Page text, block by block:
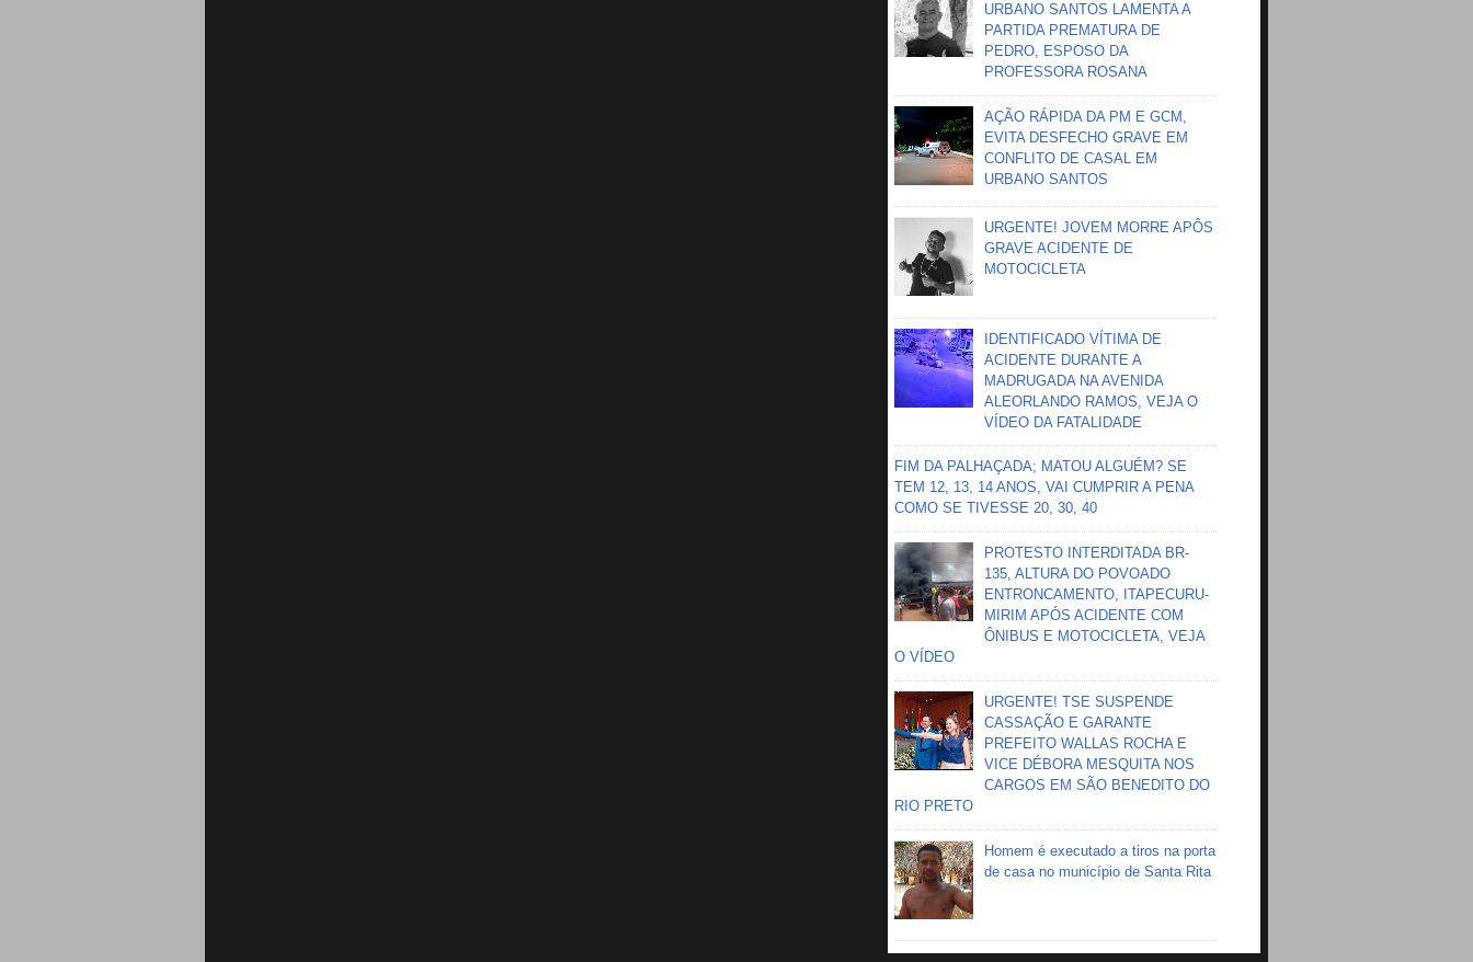
URBANO SANTOS LAMENTA A
PARTIDA PREMATURA DE
PEDRO, ESPOSO DA
PROFESSORA ROSANA
AÇÃO RÁPIDA DA PM E GCM,
EVITA DESFECHO GRAVE EM
CONFLITO DE CASAL EM
URBANO SANTOS
URGENTE! JOVEM MORRE APÔS
GRAVE ACIDENTE DE
MOTOCICLETA
IDENTIFICADO VÍTIMA DE
ACIDENTE DURANTE A
MADRUGADA NA AVENIDA
ALEORLANDO RAMOS, VEJA O
VÍDEO DA FATALIDADE
FIM DA PALHAÇADA; MATOU ALGUÉM? SE
TEM 12, 13, 14 ANOS, VAI CUMPRIR A PENA
COMO SE TIVESSE 20, 30, 40
PROTESTO INTERDITADA BR-
135, ALTURA DO POVOADO
ENTRONCAMENTO, ITAPECURU-
MIRIM APÓS ACIDENTE COM
ÔNIBUS E MOTOCICLETA, VEJA
O VÍDEO
URGENTE! TSE SUSPENDE
CASSAÇÃO E GARANTE
PREFEITO WALLAS ROCHA E
VICE DÉBORA MESQUITA NOS
CARGOS EM SÃO BENEDITO DO
RIO PRETO
Homem é executado a tiros na porta
de casa no município de Santa Rita